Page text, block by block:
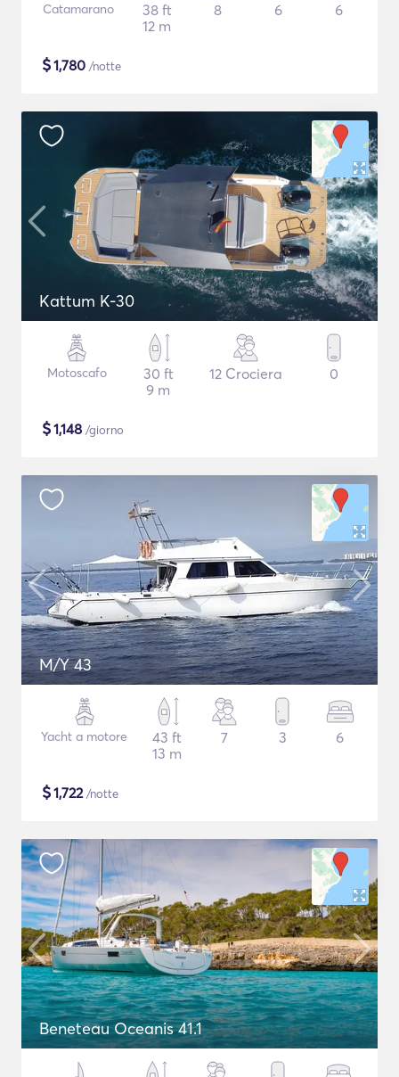
Catamarano
38 ft
12 m
8 6 6
$1,780 /notte
Kattum K-30
Motoscafo
30 ft
9 m
12 Crociera 0
$1,148 /giorno
M/Y 43
Yacht a motore
43 ft
13 m
7 3 6
$1,722/notte
Beneteau Oceanis 41.1